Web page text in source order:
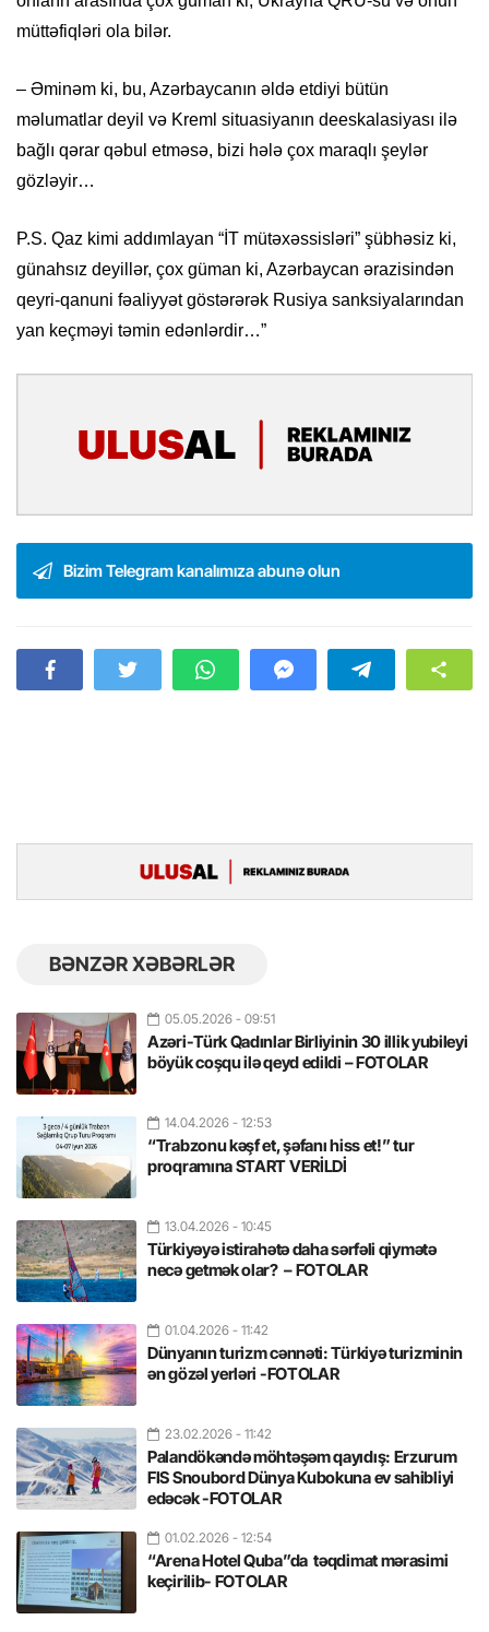
müttəfiqləri ola bilər.
– Əminəm ki, bu, Azərbaycanın əldə etdiyi bütün
məlumatlar deyil və Kreml situasiyanın deeskalasiyası ilə
bağlı qərar qəbul etməsə, bizi hələ çox maraqlı şeylər
gözləyir…
P.S. Qaz kimi addımlayan “İT mütəxəssisləri” şübhəsiz ki,
günahsız deyillər, çox güman ki, Azərbaycan ərazisindən
qeyri-qanuni fəaliyyət göstərərək Rusiya sanksiyalarından
yan keçməyi təmin edənlərdir…”
Bizim Telegram kanalımıza abunə olun
BƏNZƏR XƏBƏRLƏR
05.05.2026 - 09:51
Azəri-Türk Qadınlar Birliyinin 30 illik yubileyi
böyük coşqu ilə qeyd edildi – FOTOLAR
14.04.2026 - 12:53
“Trabzonu kəşf et, şəfanı hiss et!” tur
proqramına START VERİLDİ
13.04.2026 - 10:45
Türkiyəyə istirahətə daha sərfəli qiymətə
necə getmək olar? – FOTOLAR
01.04.2026 - 11:42
Dünyanın turizm cənnəti: Türkiyə turizminin
ən gözəl yerləri -FOTOLAR
23.02.2026 - 11:42
Palandökəndə möhtəşəm qayıdış: Erzurum
FIS Snoubord Dünya Kubokuna ev sahibliyi
edəcək -FOTOLAR
01.02.2026 - 12:54
“Arena Hotel Quba”da təqdimat mərasimi
keçirilib- FOTOLAR